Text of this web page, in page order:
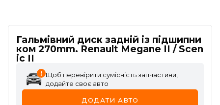
Гальмівний диск задній із підшипни
ком 270mm. Renault Megane II / Scen
ic II
Щоб перевірити сумісність запчастини,
додайте своє авто
ДОДАТИ АВТО